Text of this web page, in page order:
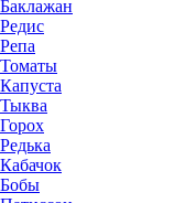
Баклажан
Редис
Репа
Томаты
Капуста
Тыква
Горох
Редька
Кабачок
Бобы